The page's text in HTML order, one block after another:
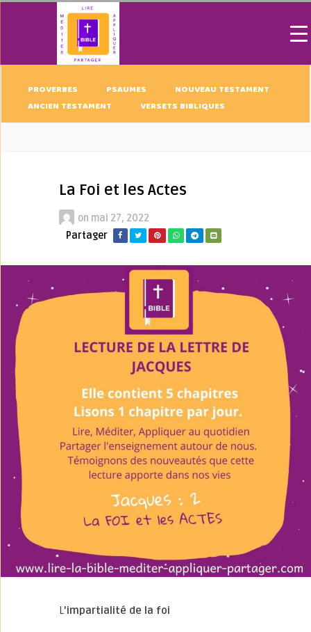
PROVERBES PSAUMES
NOUVEAU TESTAMENT
ANCIEN TESTAMENT
VERSETS BIBLIQUES
La Foi et les Actes
on mai 27, 2022
Partager
L’impartialité de la foi